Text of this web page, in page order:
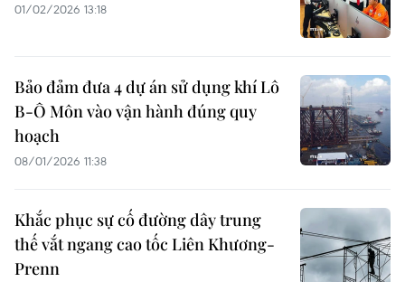
01/02/2026 13:18
Bảo đảm đưa 4 dự án sử dụng khí Lô
B-Ô Môn vào vận hành đúng quy
hoạch
08/01/2026 11:38
Khắc phục sự cố đường dây trung
thế vắt ngang cao tốc Liên Khương-
Prenn